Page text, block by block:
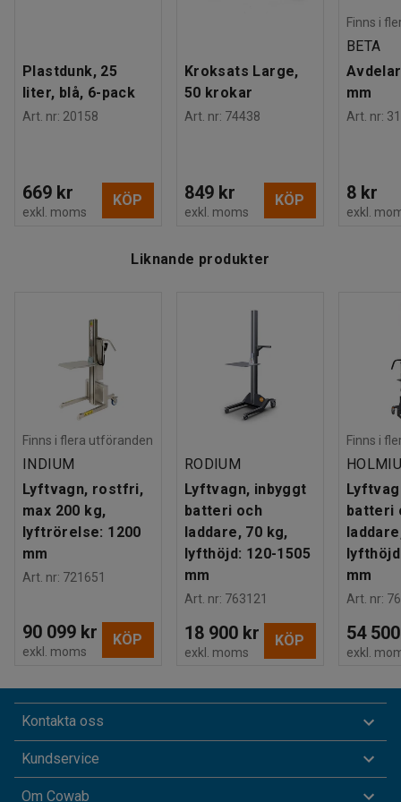
Plastdunk, 25
liter, blå, 6-pack
Art. nr: 20158
669 kr
exkl. moms
KÖP
Kroksats Large,
50 krokar
Art. nr: 74438
849 kr
exkl. moms
KÖP
Finns i
BETA
mm
Art. nr:
8 kr
exkl.
Liknande produkter
Finns i flera utföranden
INDIUM
Lyftvagn, rostfri,
max 200 kg,
lyftrörelse: 1200
mm
Art. nr: 721651
90 099 kr
exkl. moms
KÖP
RODIUM
Lyftvagn, inbyggt
batteri och
laddare, 70 kg,
lyfthöjd: 120-1505
mm
Art. nr: 763121
18 900 kr
exkl. moms
KÖP
Finns i
batteri
mm
Art. nr:
54
exkl.
Kontakta oss
Kundservice
Om Cowab